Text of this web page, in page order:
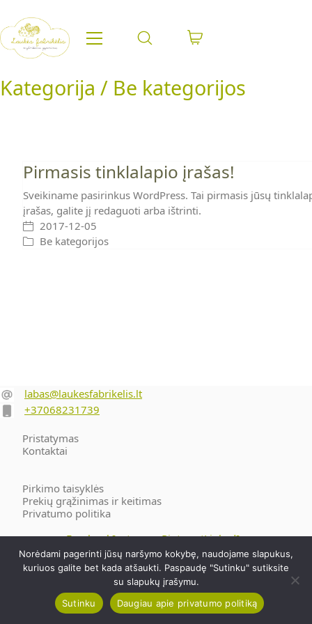
Kategorija / Be kategorijos
Pirmasis tinklalapio įrašas!
Sveikiname pasirinkus WordPress. Tai pirmasis jūsų
įrašas, galite jį redaguoti arba ištrinti.
2017-12-05
Be kategorijos
labas@laukesfabrikelis.lt
+37068231739
Pristatymas
Kontaktai
Pirkimo taisyklės
Prekių grąžinimas ir keitimas
Privatumo politika
Visos teisės saugomos. © 2026 - Lina Laukė. Individuali veikla |
FacebookInstagramPinterestLinkedIn
Norėdami pagerinti jūsų naršymo kokybę, naudojame slapukus,
kuriuos galite bet kada atšaukti. Paspaudę "Sutinku" sutiksite
su slapukų įrašymu.
Sutinku
Daugiau apie privatumo politiką